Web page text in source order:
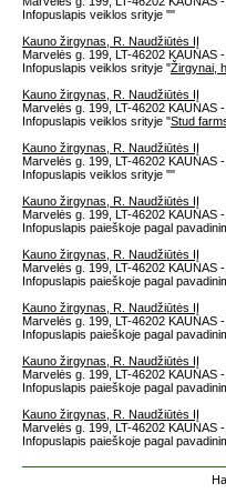
Infopuslapis veiklos srityje ""
Kauno žirgynas, R. Naudžiūtės IĮ
Marvelės g. 199, LT-46202 KAUNAS
Infopuslapis veiklos srityje "Žirgynai,
Kauno žirgynas, R. Naudžiūtės IĮ
Marvelės g. 199, LT-46202 KAUNAS
Infopuslapis veiklos srityje "Stud
Kauno žirgynas, R. Naudžiūtės IĮ
Marvelės g. 199, LT-46202 KAUNAS
Infopuslapis veiklos srityje ""
Kauno žirgynas, R. Naudžiūtės IĮ
Marvelės g. 199, LT-46202 KAUNAS
Infopuslapis paieškoje pagal
Kauno žirgynas, R. Naudžiūtės IĮ
Marvelės g. 199, LT-46202 KAUNAS
Infopuslapis paieškoje pagal
Kauno žirgynas, R. Naudžiūtės IĮ
Marvelės g. 199, LT-46202 KAUNAS
Infopuslapis paieškoje pagal
Kauno žirgynas, R. Naudžiūtės IĮ
Marvelės g. 199, LT-46202 KAUNAS
Infopuslapis paieškoje pagal
Kauno žirgynas, R. Naudžiūtės IĮ
Marvelės g. 199, LT-46202 KAUNAS
Infopuslapis paieškoje pagal